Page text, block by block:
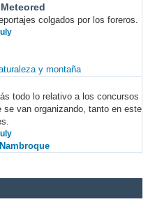
colgados por los foreros.
y montaña
todo lo relativo a los concursos
van organizando, tanto en este
Nambroque